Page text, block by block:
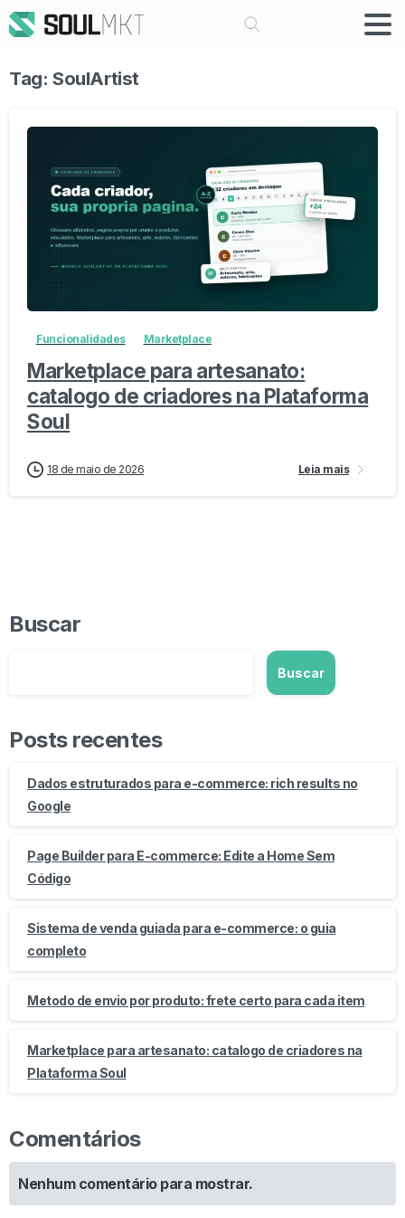
Buscar
Tag: SoulArtist
Funcionalidades Marketplace
Marketplace para artesanato:
catalogo de criadores na Plataforma
Soul
18 de maio de 2026 Leia mais
Buscar
Buscar
Posts recentes
Dados estruturados para e-commerce: rich results no
Google
Page Builder para E-commerce: Edite a Home Sem
Código
Sistema de venda guiada para e-commerce: o guia
completo
Metodo de envio por produto: frete certo para cada item
Marketplace para artesanato: catalogo de criadores na
Plataforma Soul
Comentários
Nenhum comentário para mostrar.